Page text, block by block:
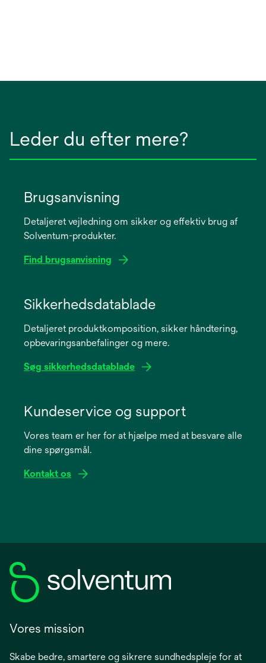
Leder du efter mere?
Brugsanvisning
Detaljeret vejledning om sikker og effektiv brug af
Solventum-produkter.
Find brugsanvisning
new
Sikkerhedsdatablade
Detaljeret produktkomposition, sikker håndtering,
opbevaringsanbefalinger og mere.
Søg sikkerhedsdatablade
new
Kundeservice og support
Vores team er her for at hjælpe med at besvare alle
dine spørgsmål.
Kontakt os
Vores mission
Skabe bedre, smartere og sikrere sundhedspleje for at